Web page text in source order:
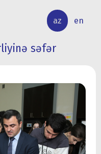
az en
səfər